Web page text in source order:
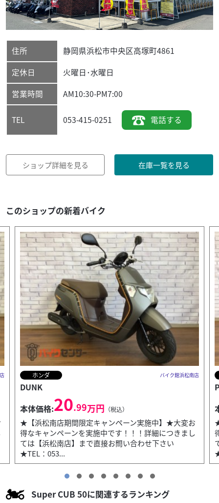
住所 静岡県浜松市中央区高塚町4861
定休日
火曜日･水曜日
営業時間
AM10:30-PM7:00
TEL 053-415-0251 電話する
ショップ詳細を見る 在庫一覧を見る
このショップの新着バイク
ホンダ バイク館浜松南店
PCX125
本体価格:33.99万円 （税込）
★【浜松南店期間限定キャンペーン実施中】★大変お
得なキャンペーンを実施中です！！！詳細につきまし
ては【浜松南店】まで直接お問い合わせ下さい
★TEL：053...
Super CUB 50に関連するランキング